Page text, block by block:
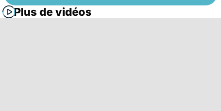
Plus de vidéos